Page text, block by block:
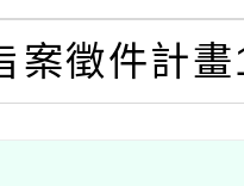
案徵件計